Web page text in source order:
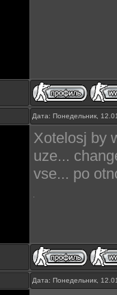
Дата: Понедельник,
Xotelosj by
uze...
vse... po
Дата: Понедельник,